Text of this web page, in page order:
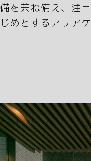
を兼ね備え、注
めとするアリア